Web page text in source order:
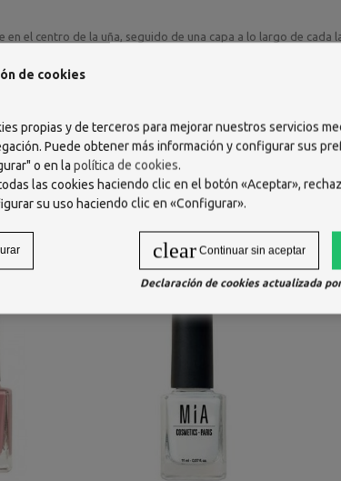
el centro de la uña, seguido de una capa a lo largo de cada
igual que en el trazo anterior, pero esta vez sellando el
Base Coat para rellenar las imperfecciones de la uña.
una capa a lo largo de cada lado de la uña. Para cubrir y
Adipic Acid/Neopentyl Glycol/Trimellitic Anhydride
Alcohol, Diacetone Alcohol, Silica, Trimethylpentanediyl
de cookies
propias y de terceros para mejorar nuestros servicios
Puede obtener más información y configurar sus
o en la política de cookies.
las cookies haciendo clic en el botón «Aceptar»,
su uso haciendo clic en «Configurar».
clear Continuar sin aceptar
Declaración de cookies actualizada